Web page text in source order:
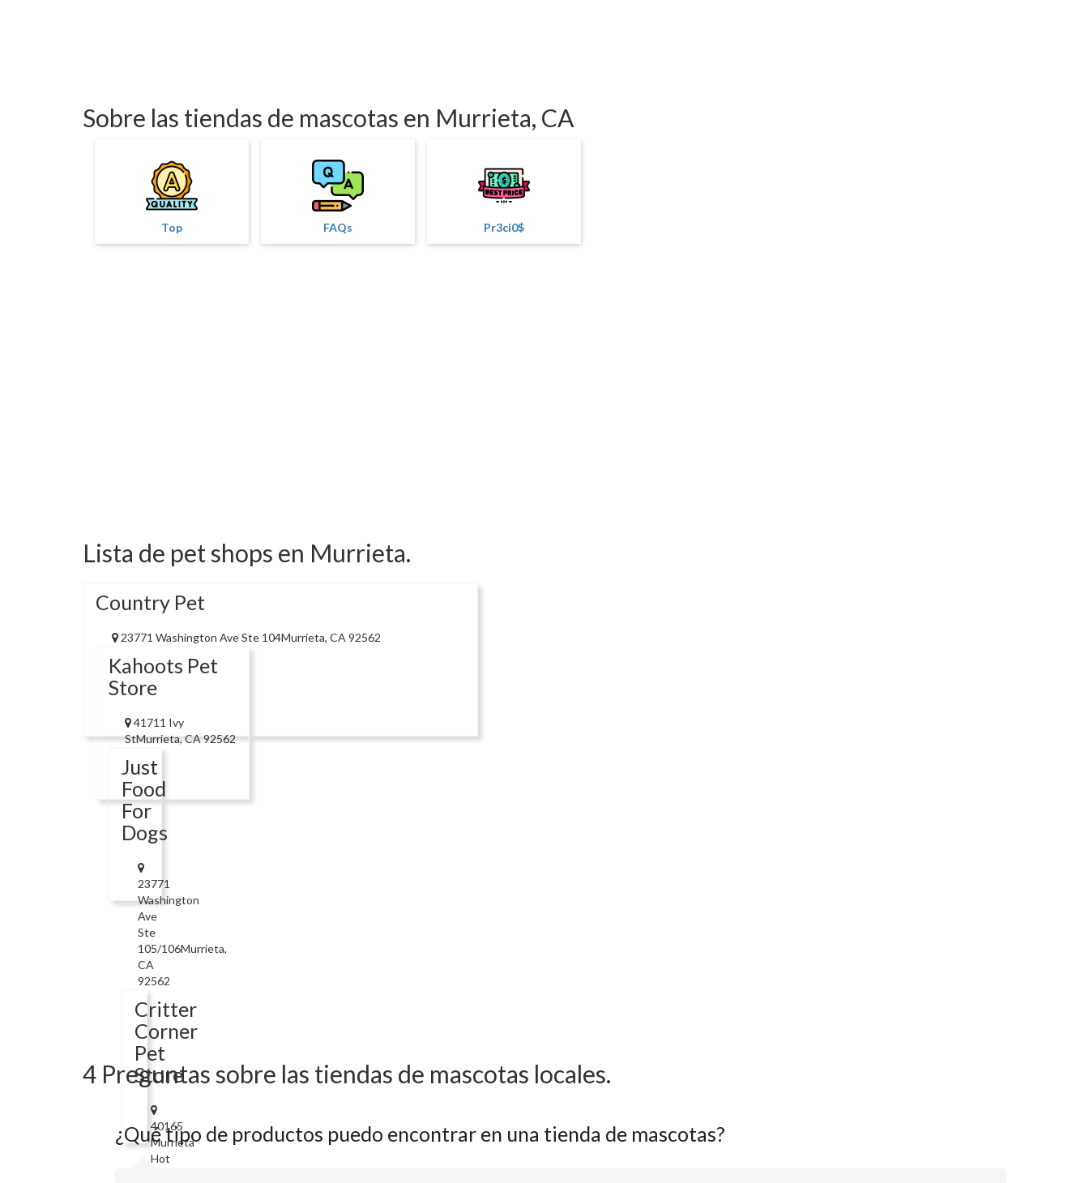
Sobre las tiendas de mascotas en Murrieta, CA
Top FAQs Pr3ci0$
Lista de pet shops en Murrieta.
Country Pet
23771 Washington Ave Ste 104Murrieta, CA 92562
Kahoots Pet
Store
41711 Ivy
StMurrieta, CA 92562
Just
Food
For
Dogs
23771
Washington
Ave
Ste
105/106Murrieta,
CA
92562
Critter
Corner
Pet
Store
40165
Murrieta
Hot
4 Preguntas sobre las tiendas de mascotas locales.
¿Qué tipo de productos puedo encontrar en una tienda de mascotas?